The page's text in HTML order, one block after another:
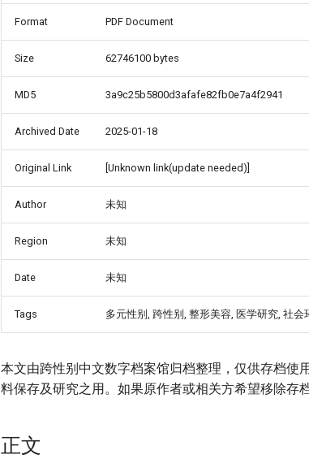
Format PDF Document
Size 62746100 bytes
MD5 3a9c25b5800d3afafe82fb0e7a4f2941
Archived Date 2025-01-18
Original Link [Unknown link(update needed)]
Author 未知
Region 未知
Date 未知
Tags 多元性别, 跨性别, 整形美容, 医学研究, 社会
本文由跨性别中文数字档案馆归档整理，仅供存档使
料保存及研究之用。如果原作者或相关方希望移除存
正文